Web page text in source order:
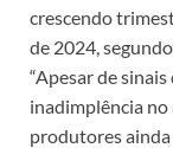
crescendo
de 2024,
“Apesar de
inadimplência no
produtores